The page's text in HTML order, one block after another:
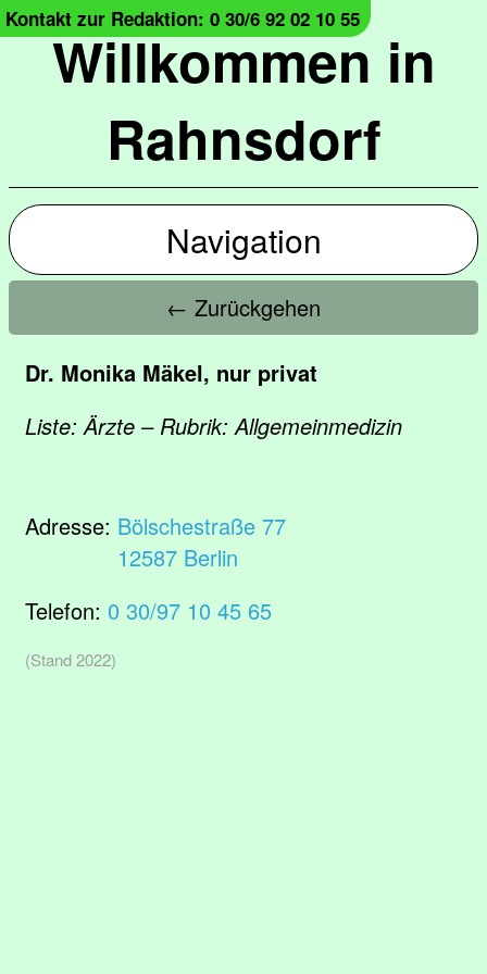
Willkommen in
Rahnsdorf
Kontakt zur Redaktion: 0 30/6 92 02 10 55
Navigation
← Zurückgehen
Dr. Monika Mäkel, nur privat
Liste: Ärzte – Rubrik: Allgemeinmedizin
Adresse: Bölschestraße 77
12587 Berlin
Telefon: 0 30/97 10 45 65
(Stand 2022)